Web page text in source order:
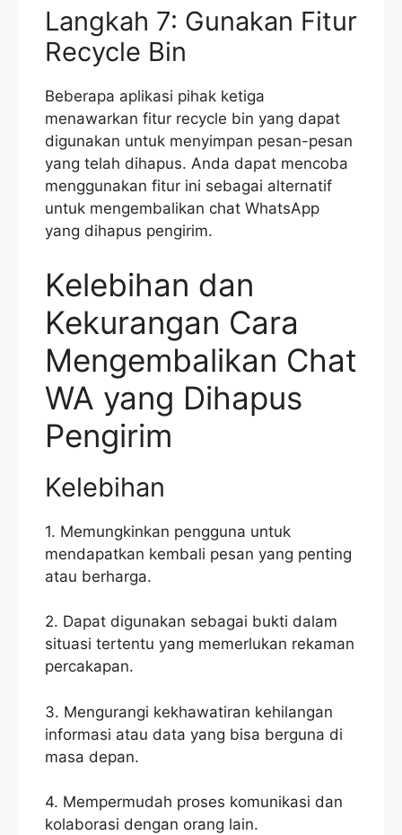
Langkah 7: Gunakan Fitur
Recycle Bin
Beberapa aplikasi pihak ketiga
menawarkan fitur recycle bin yang dapat
digunakan untuk menyimpan pesan-pesan
yang telah dihapus. Anda dapat mencoba
menggunakan fitur ini sebagai alternatif
untuk mengembalikan chat WhatsApp
yang dihapus pengirim.
Kelebihan dan
Kekurangan Cara
Mengembalikan Chat
WA yang Dihapus
Pengirim
Kelebihan
1. Memungkinkan pengguna untuk
mendapatkan kembali pesan yang penting
atau berharga.
2. Dapat digunakan sebagai bukti dalam
situasi tertentu yang memerlukan rekaman
percakapan.
3. Mengurangi kekhawatiran kehilangan
informasi atau data yang bisa berguna di
masa depan.
4. Mempermudah proses komunikasi dan
kolaborasi dengan orang lain.